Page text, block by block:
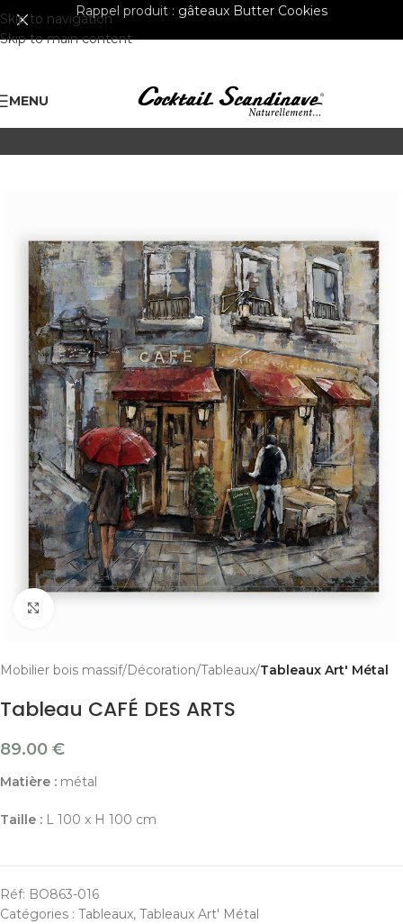
Skip to navigation
Skip to main content
Rappel produit : gâteaux Butter Cookies
MENU
Mobilier bois massif Décoration Tableaux Tableaux Art' Métal
Tableau CAFÉ DES ARTS
89.00 €
Matière : métal
Taille : L 100 x H 100 cm
Réf: BO863-016
Catégories : Tableaux, Tableaux Art' Métal